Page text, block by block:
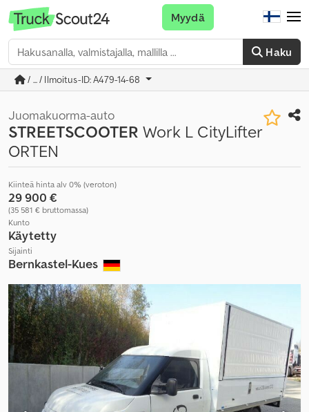
Haku
Myydä
/ ... / Ilmoitus-ID: A479-14-68
Juomakuorma-auto
STREETSCOOTER Work L CityLifter
ORTEN
Kiinteä hinta alv 0% (veroton)
29 900 €
(35 581 € bruttomassa)
Kunto
Käytetty
Sijainti
Bernkastel-Kues